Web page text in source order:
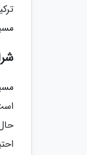
مسیر حدود